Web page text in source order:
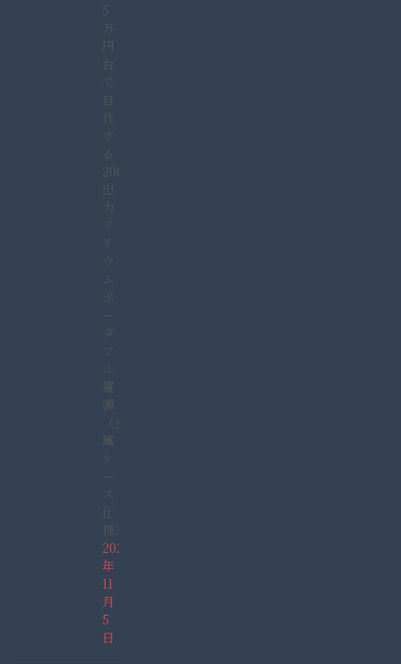
5
万
円
台
で
自
作
す
る
2000W
出
力
リ
チ
ウ
ム
ポ
ー
タ
ブ
ル
電
源
（金
属
ケ
ー
ス
仕
様）
2021
年
11
月
5
日